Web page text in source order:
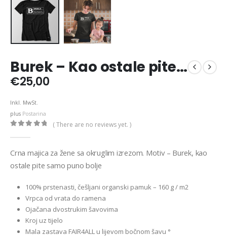
Burek – Kao ostale pite…
€25,00
Inkl. MwSt.
plus Postarina
( There are no reviews yet. )
Crna majica za žene sa okruglim izrezom. Motiv – Burek, kao
ostale pite samo puno bolje
100% prstenasti, češljani organski pamuk – 160 g / m2
Vrpca od vrata do ramena
Ojačana dvostrukim šavovima
Kroj uz tijelo
Mala zastava FAIR4ALL u lijevom bočnom šavu °